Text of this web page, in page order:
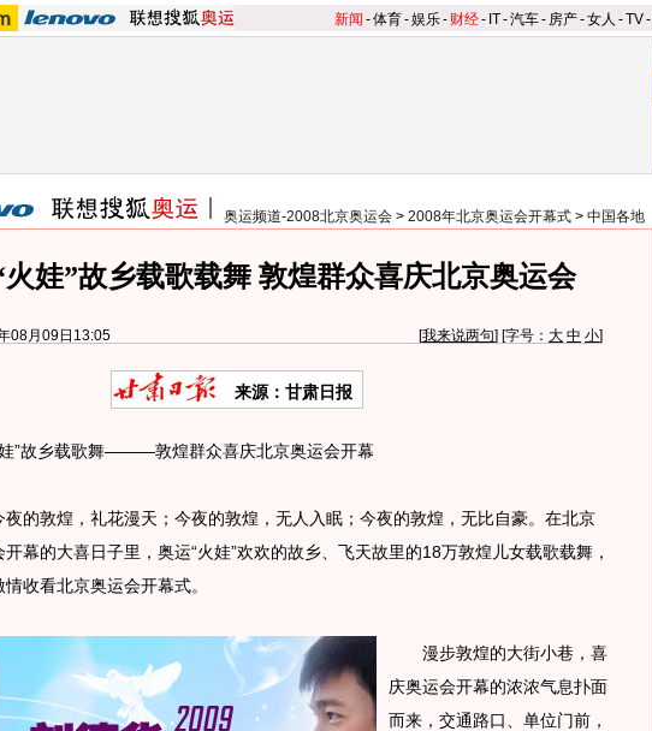
新闻 -体育-娱乐- 财经- IT-汽车- 房产-女人 -TV-
奥运频道-2008北京奥运会 > 2008年北京奥运会开幕式 > 中国各地
火娃”故乡载歌载舞 敦煌群众喜庆北京奥运会
08月09日13:05 [我来说两句] [字号： 大 中 小]
来源：甘肃日报
”故乡载歌舞———敦煌群众喜庆北京奥运会开幕
敦煌，礼花漫天；今夜的敦煌，无人入眠；今夜的敦煌，无比自豪。在北京
开幕的大喜日子里，奥运“火娃”欢欢的故乡、飞天故里的18万敦煌儿女载歌载舞，
情收看北京奥运会开幕式。
漫步敦煌的大街小巷，喜
庆奥运会开幕的浓浓气息扑面
而来，交通路口、单位门前，